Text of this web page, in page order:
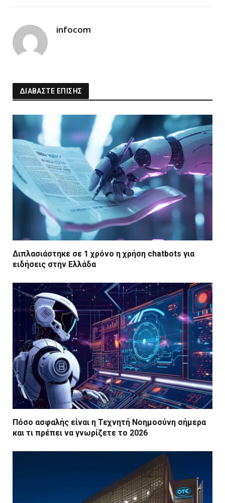
infocom
ΔΙΑΒΑΣΤΕ ΕΠΙΣΗΣ
Διπλασιάστηκε σε 1 χρόνο η χρήση chatbots για
ειδήσεις στην Ελλάδα
Πόσο ασφαλής είναι η Τεχνητή Νοημοσύνη σήμερα
και τι πρέπει να γνωρίζετε το 2026